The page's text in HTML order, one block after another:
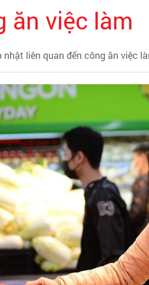
ăn việc làm
nhật liên quan đến công ăn việc